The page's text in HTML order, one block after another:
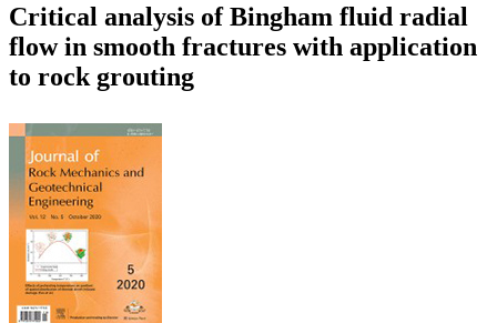
Critical analysis of Bingham fluid radial
flow in smooth fractures with application
to rock grouting